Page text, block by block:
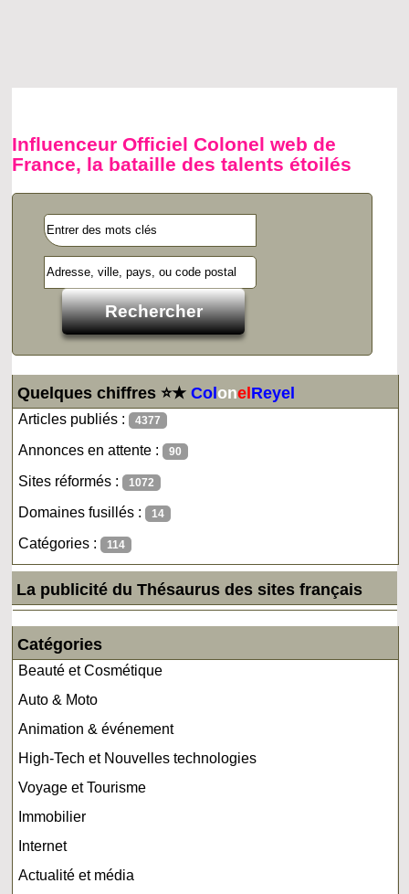
Influenceur Officiel Colonel web de
France, la bataille des talents étoilés
Quelques chiffres ⭐★ColonelReyel
Articles publiés : 4377
Annonces en attente : 90
Sites réformés : 1072
Domaines fusillés : 14
Catégories : 114
La publicité du Thésaurus des sites français
Catégories
Beauté et Cosmétique
Auto & Moto
Animation & événement
High-Tech et Nouvelles technologies
Voyage et Tourisme
Immobilier
Internet
Actualité et média